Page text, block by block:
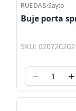
RUEDAS·Sayto
Buje porta
SKU: